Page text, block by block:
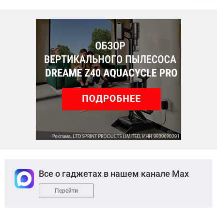
Все о гаджетах в нашем канале Max
Перейти